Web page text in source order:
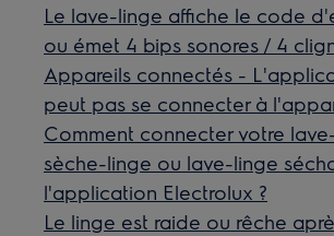
Le lave-linge affiche le code
ou émet 4 bips sonores / 4
Appareils connectés -
peut pas se connecter à
Comment connecter votre
sèche-linge ou lave-linge
l'application Electrolux ?
Le linge est raide ou rêche